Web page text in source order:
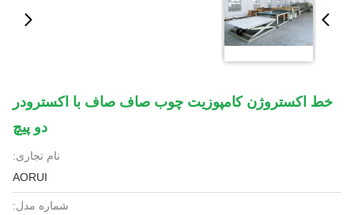
خط اکستروژن کامپوزیت چوب صاف صاف با اکسترودر
دو پیچ
نام تجاری:
AORUI
شماره مدل: